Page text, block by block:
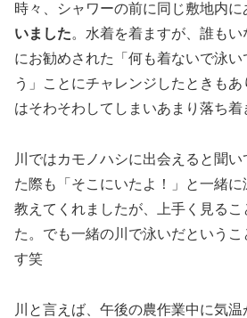
時々、シャワーの前に同じ敷地内に
いました。水着を着ますが、誰も
にお勧めされた「何も着ないで泳
う」ことにチャレンジしたときも
はそわそわしてしまいあまり落ち
川ではカモノハシに出会えると聞
た際も「そこにいたよ！」と一緒
教えてくれましたが、上手く見るこ
た。でも一緒の川で泳いだというこ
す笑
川と言えば、午後の農作業中に気